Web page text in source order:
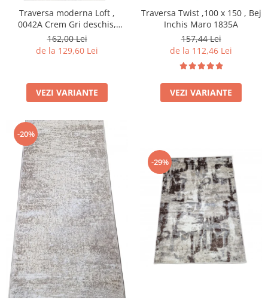
Traversa moderna Loft ,
0042A Crem Gri deschis,
A.Gri, Living, Dormitor, Hol
162,00 Lei
de la 129,60 Lei
VEZI VARIANTE
Traversa Twist ,100 x 150 , Bej
Inchis Maro 1835A
157,44 Lei
de la 112,46 Lei
VEZI VARIANTE
-20%
-29%